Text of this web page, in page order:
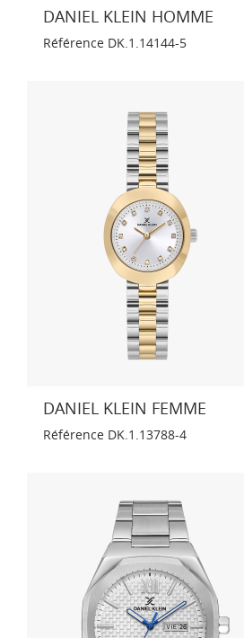
DANIEL KLEIN HOMME
Référence DK.1.14144-5
DANIEL KLEIN FEMME
Référence DK.1.13788-4